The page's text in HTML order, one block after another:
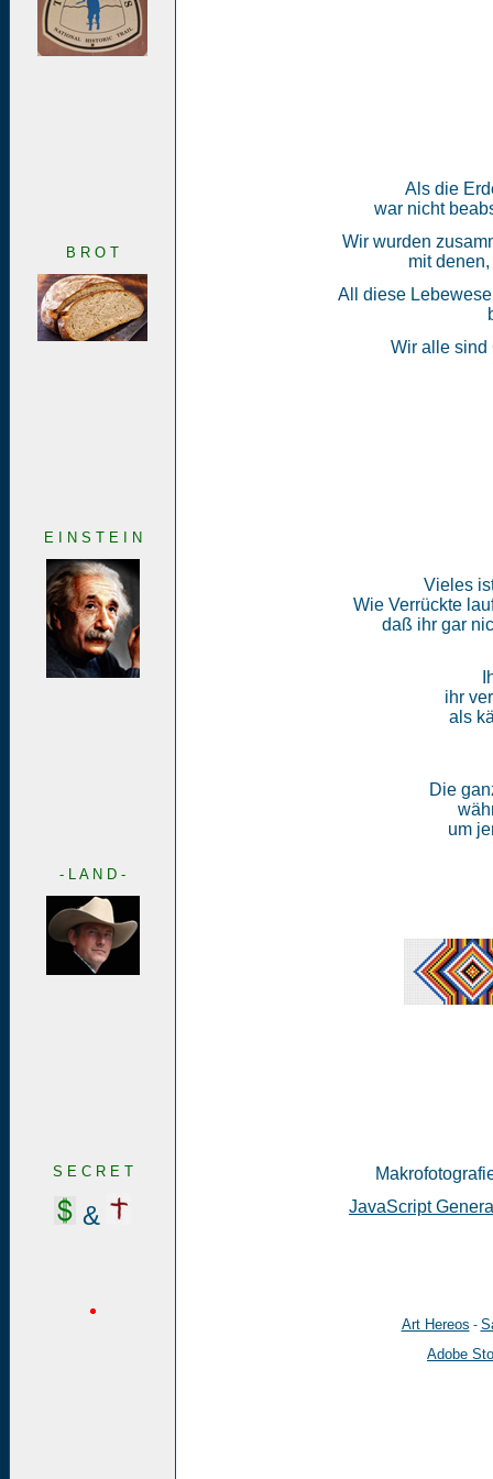
B R O T
E I N S T E I N
- L A N D -
S E C R E T
&
Als die
war nicht
Wir wurden
mit
All diese
Wir alle sind
Vieles
Wie Verrückte
daß ihr gar
ihr
als
Die
um
JavaScript
Art Hereos -
Adobe